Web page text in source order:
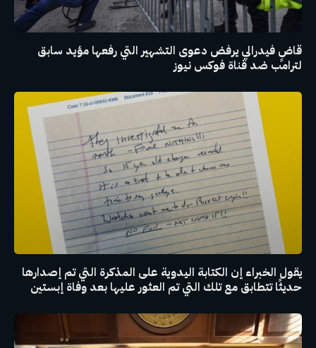
قاضٍ فيدرالي يرفض دعوى التشهير التي رفعها مؤيد سابق
لترامب ضد قناة فوكس نيوز
يقول الخبراء إن الكتابة اليدوية على المذكرة التي تم إصدارها
حديثًا تتطابق مع تلك التي تم العثور عليها بعد وفاة إبستين